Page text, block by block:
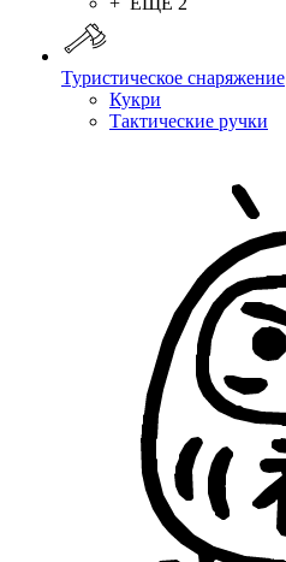
Туристическое снаряжение
Кукри
Тактические ручки